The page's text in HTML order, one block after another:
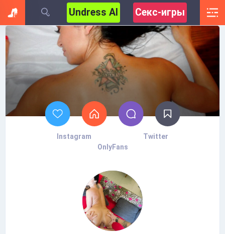
Undress AI Секс-игры
Instagram
Twitter
OnlyFans